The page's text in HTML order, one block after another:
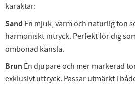
karaktär:
Sand En mjuk, varm och naturlig ton
harmoniskt intryck. Perfekt för dig
ombonad känsla.
Brun En djupare och mer markerad
exklusivt uttryck. Passar utmärkt i